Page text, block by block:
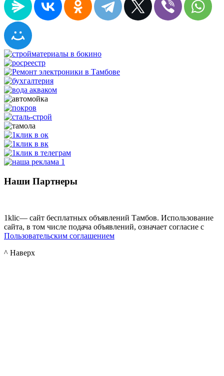
Наши Партнеры
1klic— сайт бесплатных объявлений Тамбов. Использование
сайта, в том числе подача объявлений, означает согласие с
Пользовательским соглашением
^ Наверх